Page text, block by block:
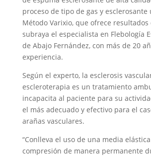
proceso de tipo de gas y esclerosante
Método Varixio, que ofrece resultados
subraya el especialista en Flebología
de Abajo Fernández, con más de 20
experiencia.
Según el experto, la esclerosis
escleroterapia es un tratamiento
incapacita al paciente para su
el más adecuado y efectivo para el
arañas vasculares.
“Conlleva el uso de una media
compresión de manera permanente